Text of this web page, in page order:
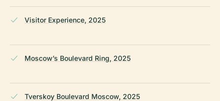
Visitor Experience, 2025
Moscow’s Boulevard Ring, 2025
Tverskoy Boulevard Moscow, 2025